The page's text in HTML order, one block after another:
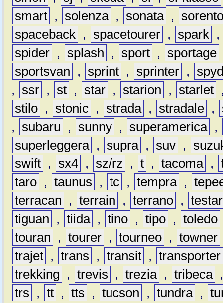
smart , solenza , sonata ,
spaceback , spacetourer , spark ,
spider , splash , sport , sportage
sportsvan
, sprint , sprinter ,
,
ssr , st , star , starion , starlet
stilo , stonic , strada , stradale ,
,
subaru , sunny , superamerica ,
superleggera , supra , suv ,
swift , sx4 , sz/rz , t , tacoma ,
taro , taunus , tc , tempra ,
terracan
, terrain , terrano ,
tiguan
, tiida , tino , tipo , toledo
touran
, tourer , tourneo , towner
trajet , trans , transit , transporter
trekking
, trevis , trezia , tribeca
trs
, tt , tts , tucson , tundra ,